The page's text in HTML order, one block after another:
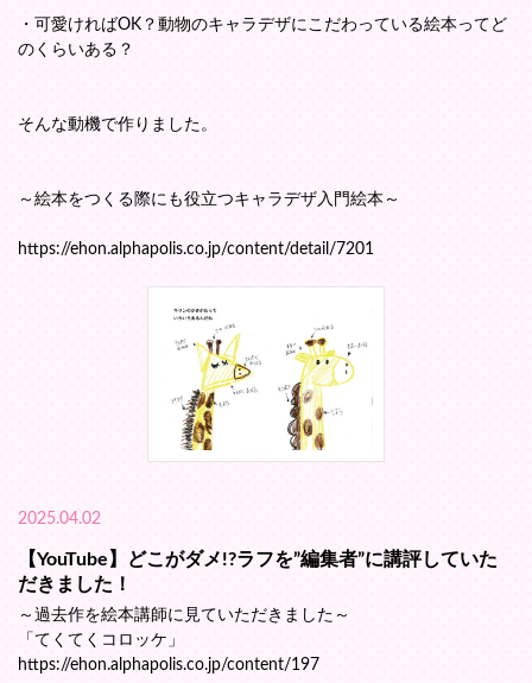
・可愛ければOK？動物のキャラデザにこだわっている絵本ってど
のくらいある？
そんな動機で作りました。
～絵本をつくる際にも役立つキャラデザ入門絵本～
https://ehon.alphapolis.co.jp/content/detail/7201
2025.04.02
【YouTube】どこがダメ!?ラフを”編集者”に講評していた
だきました！
～過去作を絵本講師に見ていただきました～
「てくてくコロッケ」
https://ehon.alphapolis.co.jp/content/197